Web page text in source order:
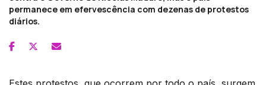
permanece em efervescência com dezenas de protestos
diários.